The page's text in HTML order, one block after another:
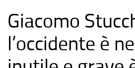
Giacomo
l’occidente è